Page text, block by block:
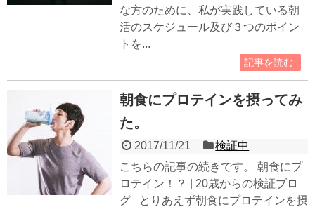
な方のために、私が実践している朝
活のスケジュール及び３つのポイン
トを...
記事を読む
朝食にプロテインを摂ってみ
た。
2017/11/21
検証中
こちらの記事の続きです。 朝食にプ
ロテイン！？ | 20歳からの検証ブロ
グ とりあえず朝食にプロテインを摂